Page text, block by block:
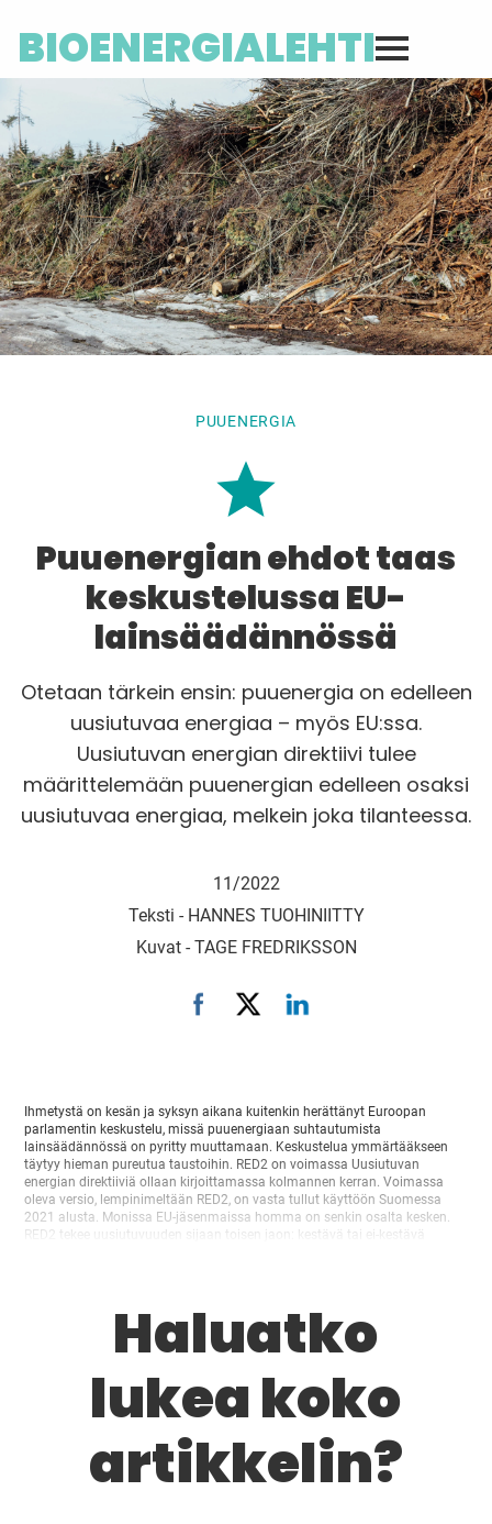
BIOENERGIALEHTI
PUUENERGIA
Puuenergian ehdot taas
keskustelussa EU-
lainsäädännössä
Otetaan tärkein ensin: puuenergia on edelleen
uusiutuvaa energiaa – myös EU:ssa.
Uusiutuvan energian direktiivi tulee
määrittelemään puuenergian edelleen osaksi
uusiutuvaa energiaa, melkein joka tilanteessa.
11/2022
Teksti - HANNES TUOHINIITTY
Kuvat - TAGE FREDRIKSSON
Ihmetystä on kesän ja syksyn aikana kuitenkin herättänyt Euroopan
parlamentin keskustelu, missä puuenergiaan suhtautumista
lainsäädännössä on pyritty muuttamaan. Keskustelua ymmärtääkseen
täytyy hieman pureutua taustoihin. RED2 on voimassa Uusiutuvan
energian direktiiviä ollaan kirjoittamassa kolmannen kerran. Voimassa
oleva versio, lempinimeltään RED2, on vasta tullut käyttöön Suomessa
2021 alusta. Monissa EU-jäsenmaissa homma on senkin osalta kesken.
RED2 tekee uusiutuvuuden sijaan toisen jaon: kestävä tai ei-kestävä
Haluatko
lukea koko
artikkelin?